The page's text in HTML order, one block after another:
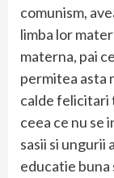
comunism,
limba lor
materna, pai
permitea asta
calde felicitari
ceea ce nu se
sasii si ungurii
educatie buna